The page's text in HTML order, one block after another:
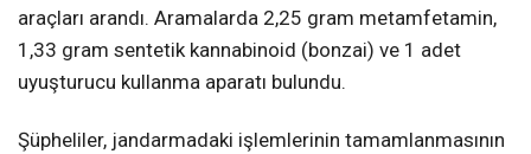
araçları arandı. Aramalarda 2,25 gram metamfetamin,
1,33 gram sentetik kannabinoid (bonzai) ve 1 adet
uyuşturucu kullanma aparatı bulundu.
Şüpheliler, jandarmadaki işlemlerinin tamamlanmasının